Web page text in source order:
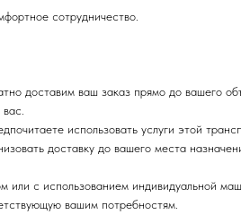
сотрудничество.
доставим ваш заказ прямо до вашего
использовать услуги этой
доставку до вашего места
или с использованием индивидуальной
вашим потребностям.